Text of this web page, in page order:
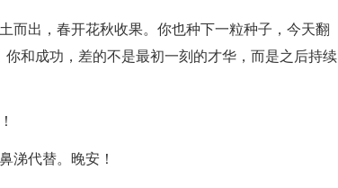
而出，春开花秋收果。你也种下一粒种子，今天翻
和成功，差的不是最初一刻的才华，而是之后持续
涕代替。晚安！